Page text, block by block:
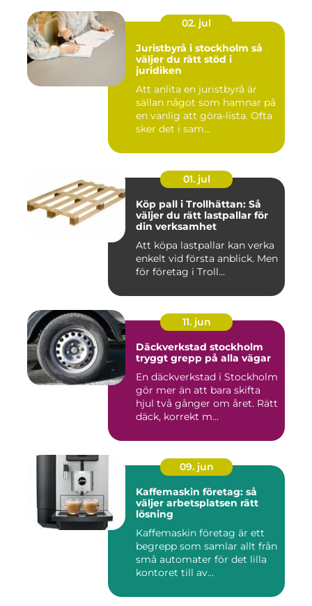
02. jul
Juristbyrå i stockholm så
väljer du rätt stöd i
juridiken
Att anlita en juristbyrå är
sällan något som hamnar på
en vanlig att göra-lista. Ofta
sker det i sam...
01. jul
Köp pall i Trollhättan: Så
väljer du rätt lastpallar för
din verksamhet
Att köpa lastpallar kan verka
enkelt vid första anblick. Men
för företag i Troll...
11. jun
Däckverkstad stockholm
tryggt grepp på alla vägar
En däckverkstad i Stockholm
gör mer än att bara skifta
hjul två gånger om året. Rätt
däck, korrekt m...
09. jun
Kaffemaskin företag: så
väljer arbetsplatsen rätt
lösning
Kaffemaskin företag är ett
begrepp som samlar allt från
små automater för det lilla
kontoret till av...